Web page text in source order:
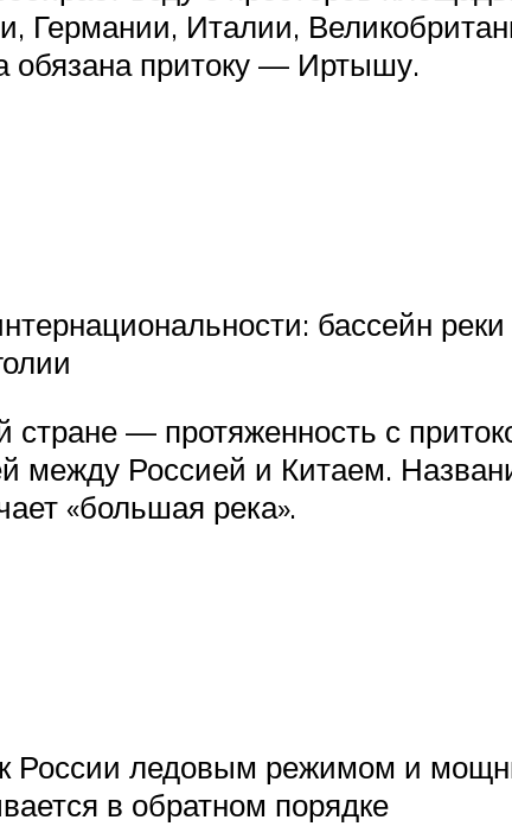
Германии, Италии,
обязана притоку — Иртышу.
бассейн реки
стране — протяженность с
между Россией и Китаем.
«большая река».
России ледовым режимом и
в обратном порядке